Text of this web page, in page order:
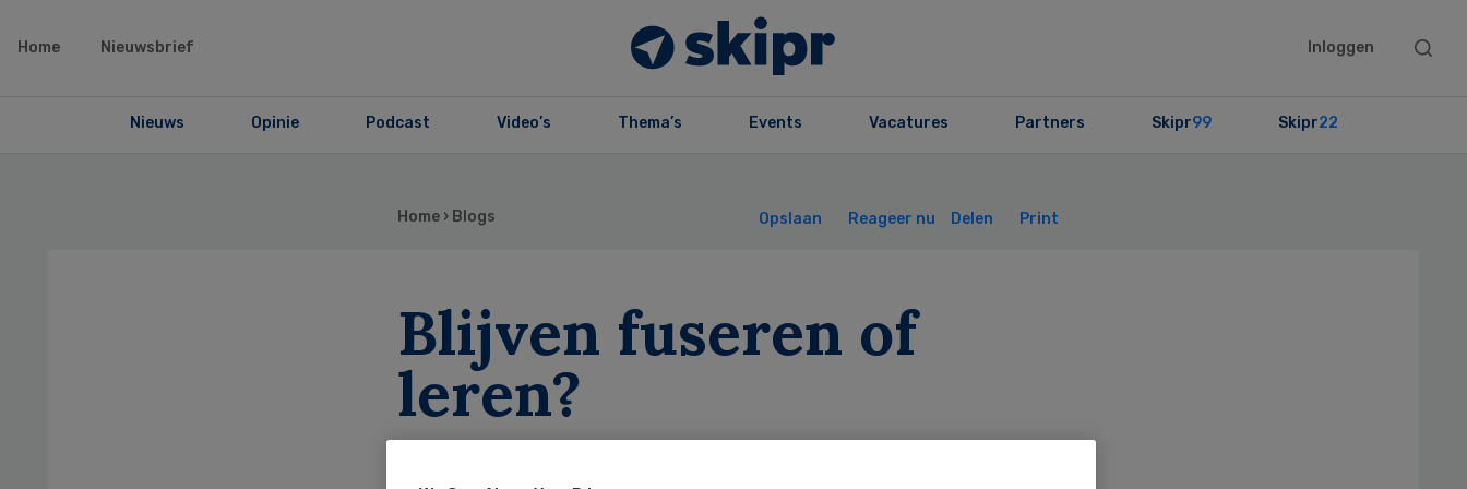
Home Nieuwsbrief Inloggen
Search
Nieuws Opinie Podcast Video’s Thema’s Events Vacatures Partners Skipr99 Skipr22
Home › Blogs Opslaan Reageer nu Delen Print
Blijven fuseren of
leren?